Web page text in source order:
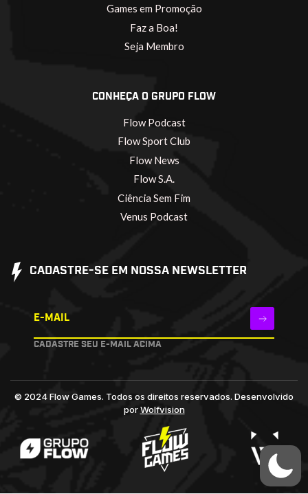
Games em Promoção
Faz a Boa!
Seja Membro
CONHEÇA O GRUPO FLOW
Flow Podcast
Flow Sport Club
Flow News
Flow S.A.
Ciência Sem Fim
Venus Podcast
CADASTRE-SE EM NOSSA NEWSLETTER
E-MAIL
CADASTRE SEU E-MAIL ACIMA
© 2024 Flow Games. Todos os direitos reservados. Desenvolvido
porWolfvision